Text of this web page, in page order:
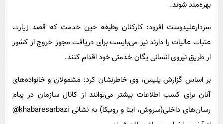
بهره‌مند شوند.
سردارعلیدوست افزود: کارکنان وظیفه حین خدمت که قصد زیارت
عتبات عالیات را دارند نیز می‌بایست برای دریافت مجوز خروج از کشور
از طریق نیروی انسانی یگان خدمتی خود اقدام کنند.
بر اساس گزارش پلیس، وی خاطرنشان کرد: مشمولان و خانواده‌های
آنان برای کسب اطلاعات بیشتر می‌توانند از کانال سازمان در پیام
رسان‌های داخلی(سروش، ایتا و روبیکا) به نشانی khabaresarbazi@